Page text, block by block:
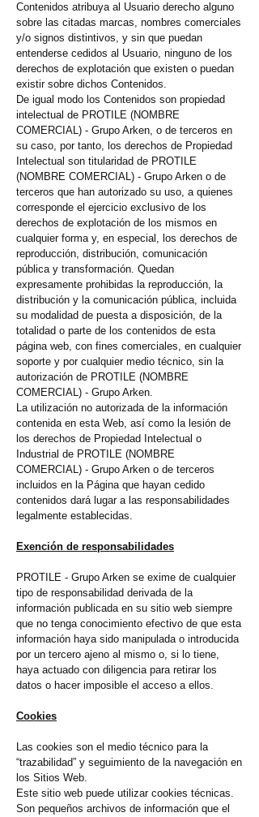
Contenidos atribuya al Usuario derecho alguno
sobre las citadas marcas, nombres comerciales
y/o signos distintivos, y sin que puedan
entenderse cedidos al Usuario, ninguno de los
derechos de explotación que existen o puedan
existir sobre dichos Contenidos.
De igual modo los Contenidos son propiedad
intelectual de PROTILE (NOMBRE
COMERCIAL) - Grupo Arken, o de terceros en
su caso, por tanto, los derechos de Propiedad
Intelectual son titularidad de PROTILE
(NOMBRE COMERCIAL) - Grupo Arken o de
terceros que han autorizado su uso, a quienes
corresponde el ejercicio exclusivo de los
derechos de explotación de los mismos en
cualquier forma y, en especial, los derechos de
reproducción, distribución, comunicación
pública y transformación. Quedan
expresamente prohibidas la reproducción, la
distribución y la comunicación pública, incluida
su modalidad de puesta a disposición, de la
totalidad o parte de los contenidos de esta
página web, con fines comerciales, en cualquier
soporte y por cualquier medio técnico, sin la
autorización de PROTILE (NOMBRE
COMERCIAL) - Grupo Arken.
La utilización no autorizada de la información
contenida en esta Web, así como la lesión de
los derechos de Propiedad Intelectual o
Industrial de PROTILE (NOMBRE
COMERCIAL) - Grupo Arken o de terceros
incluidos en la Página que hayan cedido
contenidos dará lugar a las responsabilidades
legalmente establecidas.
Exención de responsabilidades
PROTILE - Grupo Arken se exime de cualquier
tipo de responsabilidad derivada de la
información publicada en su sitio web siempre
que no tenga conocimiento efectivo de que esta
información haya sido manipulada o introducida
por un tercero ajeno al mismo o, si lo tiene,
haya actuado con diligencia para retirar los
datos o hacer imposible el acceso a ellos.
Cookies
Las cookies son el medio técnico para la
“trazabilidad” y seguimiento de la navegación en
los Sitios Web.
Este sitio web puede utilizar cookies técnicas.
Son pequeños archivos de información que el